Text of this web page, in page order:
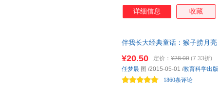
详细信息 收藏
伴我长大经典童话：猴子捞月
¥20.50 定价： ¥28.00 (7.33折)
1860条评论
任梦晨 图 /2015-05-01 /教育科学出